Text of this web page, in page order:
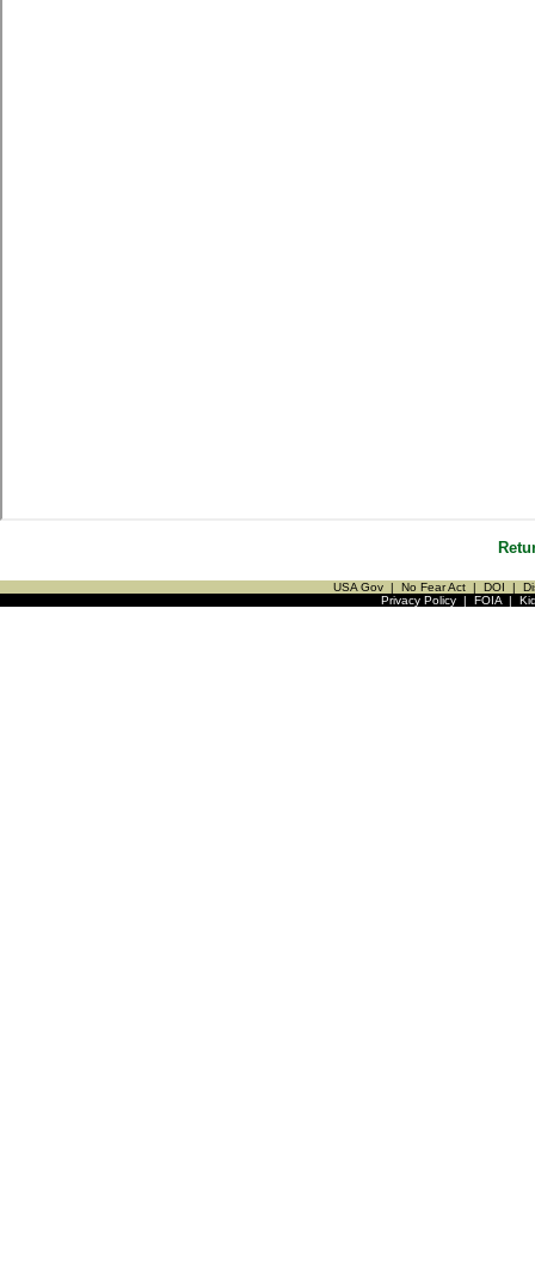
USA Gov | No Fear Act | DOI |
Privacy Policy| FOIA|